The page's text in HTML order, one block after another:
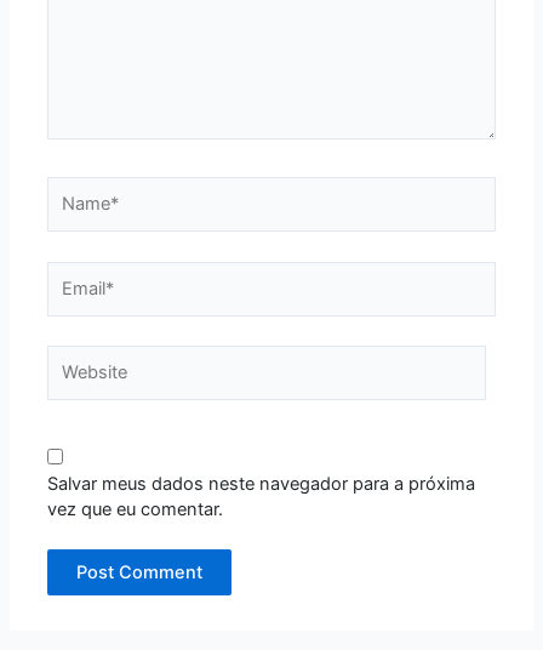
Salvar meus dados neste navegador para a próxima
vez que eu comentar.